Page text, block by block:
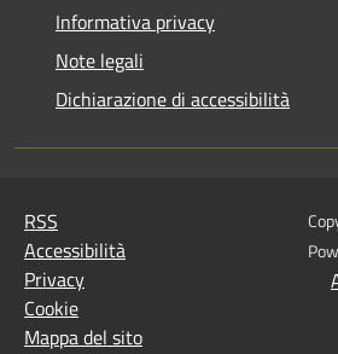
Informativa privacy
Note legali
Dichiarazione di accessibilità
RSS
Accessibilità
Privacy
Cookie
Mappa del sito